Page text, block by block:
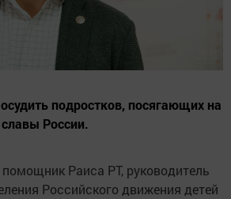
подростков, посягающих на
России.
Раиса РТ, руководитель
Российского движения детей